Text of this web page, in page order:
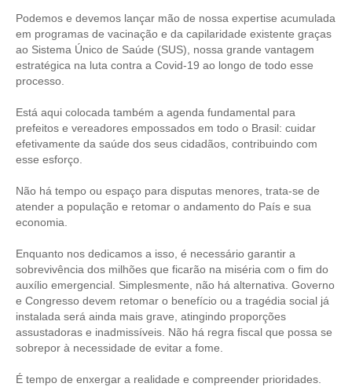
LEI 6.496/1977 – ART
RES 1.002/2002 – CÓDIGO DE ÉTICA
PISO SALARIAL
FIQUE POR DENTRO
OPORTUNIDADES
APRESENTAÇÃO
EMPREGO E ESTÁGIO
CARREIRA
AUTÔNOMOS E SERVIÇOS
NEWSLETTER
Podemos e devemos lançar mão de nossa expertise acumulada
em programas de vacinação e da capilaridade existente graças
ao Sistema Único de Saúde (SUS), nossa grande vantagem
estratégica na luta contra a Covid-19 ao longo de todo esse
processo.
Está aqui colocada também a agenda fundamental para
prefeitos e vereadores empossados em todo o Brasil: cuidar
efetivamente da saúde dos seus cidadãos, contribuindo com
esse esforço.
Não há tempo ou espaço para disputas menores, trata-se de
atender a população e retomar o andamento do País e sua
economia.
Enquanto nos dedicamos a isso, é necessário garantir a
sobrevivência dos milhões que ficarão na miséria com o fim do
auxílio emergencial. Simplesmente, não há alternativa. Governo
e Congresso devem retomar o benefício ou a tragédia social já
instalada será ainda mais grave, atingindo proporções
assustadoras e inadmissíveis. Não há regra fiscal que possa se
sobrepor à necessidade de evitar a fome.
É tempo de enxergar a realidade e compreender prioridades.